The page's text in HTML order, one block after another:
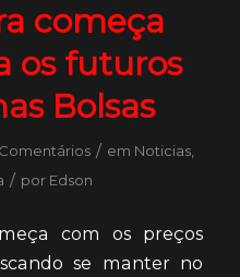
começa
os futuros
Bolsas
/ em Noticias,
/ por Edson
com os preços
se manter no